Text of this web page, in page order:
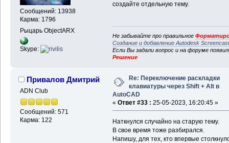
Сообщений: 13938
Карма: 1796
Рыцарь ObjectARX
Skype:
создайте отдельную тему.
Не забывайте про правильное
Создание и добавление Autodesk
Если Вы задали вопрос и на форуме
Решение
Привалов Дмитрий
ADN Club
Сообщений: 571
Карма: 122
Re: Переключение раскладки
клавиатуры через Shift + Alt в
AutoCAD
« Ответ #33 : 25-05-2023, 16:20:45 »
Наткнулся случайно на старую тему.
В свое время тоже разбирался.
Напишу, для тех, кто впервые